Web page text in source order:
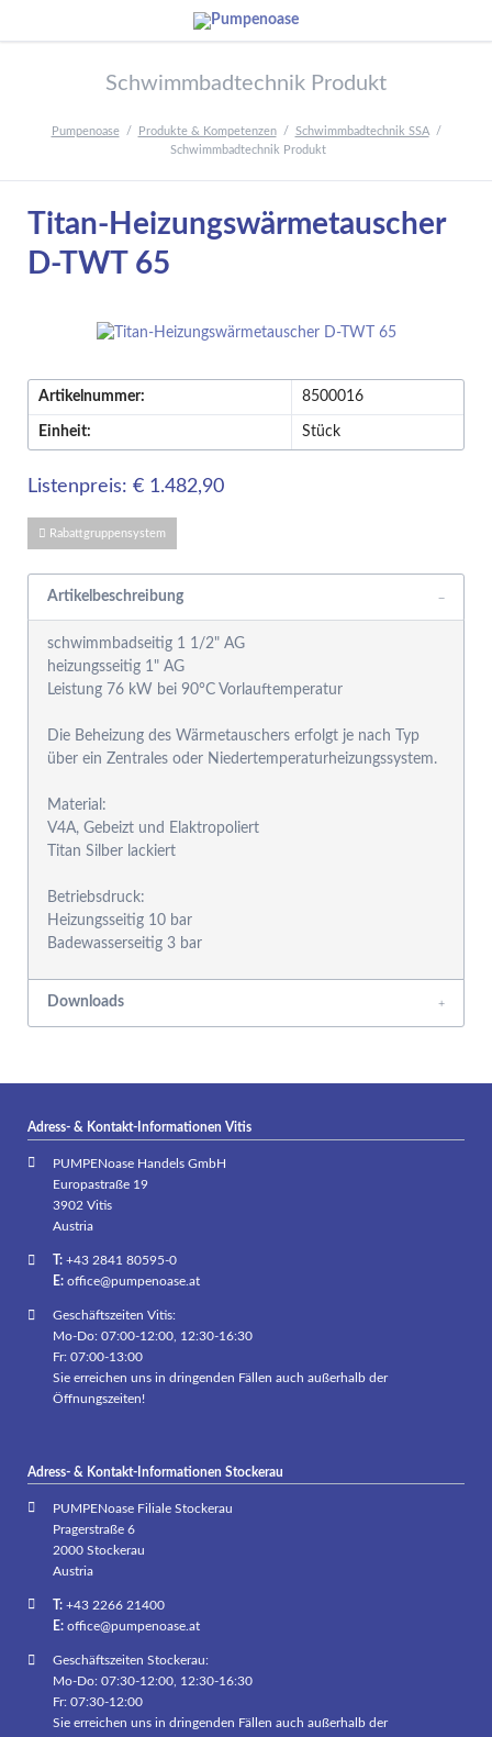
Schwimmbadtechnik Produkt
Pumpenoase Produkte & Kompetenzen
Schwimmbadtechnik SSA
Schwimmbadtechnik Produkt
Titan-Heizungswärmetauscher
D-TWT 65
Artikelnummer: 8500016
Einheit: Stück
Listenpreis: € 1.482,90
Rabattgruppensystem
Artikelbeschreibung
schwimmbadseitig 1 1/2" AG
heizungsseitig 1" AG
Leistung 76 kW bei 90°C Vorlauftemperatur
Die Beheizung des Wärmetauschers erfolgt je nach Typ
über ein Zentrales oder Niedertemperaturheizungssystem.
Material:
V4A, Gebeizt und Elaktropoliert
Titan Silber lackiert
Betriebsdruck:
Heizungsseitig 10 bar
Downloads
Adress- & Kontakt-Informationen Vitis
PUMPENoase Handels GmbH
Europastraße 19
3902 Vitis
Austria
T:+43 2841 80595-0
E: office@pumpenoase.at
Geschäftszeiten Vitis:
Mo-Do: 07:00-12:00, 12:30-16:30
Fr: 07:00-13:00
Sie erreichen uns in dringenden Fällen auch außerhalb der
Öffnungszeiten!
Adress- & Kontakt-Informationen Stockerau
PUMPENoase Filiale Stockerau
Pragerstraße 6
2000 Stockerau
Austria
T:+43 2266 21400
E: office@pumpenoase.at
Geschäftszeiten Stockerau:
Mo-Do: 07:30-12:00, 12:30-16:30
Fr: 07:30-12:00
Sie erreichen uns in dringenden Fällen auch außerhalb der